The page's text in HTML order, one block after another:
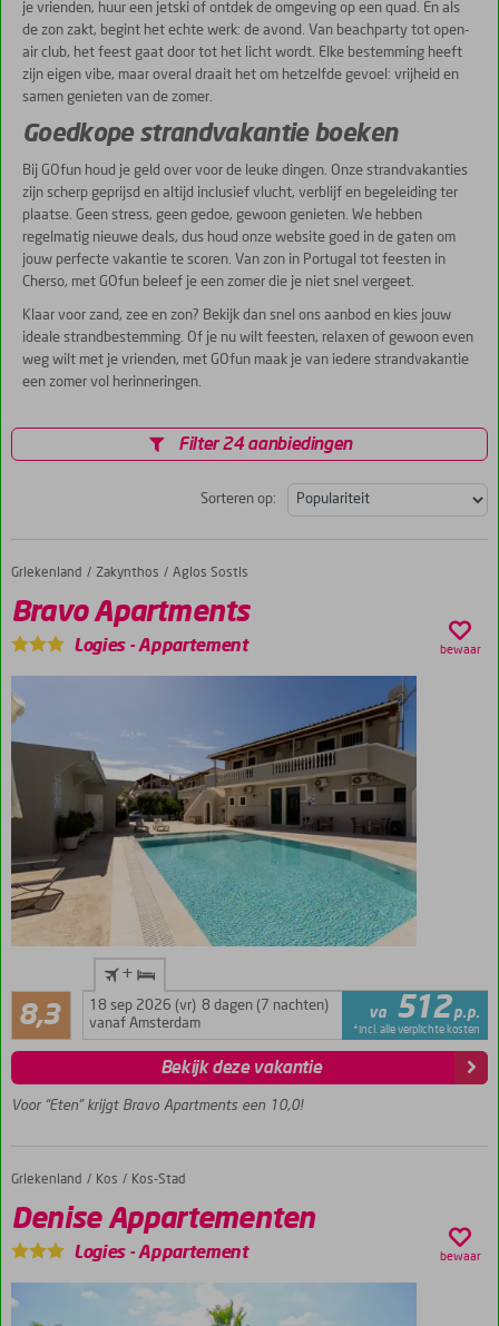
je vrienden, huur een jetski of ontdek de omgeving op een quad. En als
de zon zakt, begint het echte werk: de avond. Van beachparty tot open-
air club, het feest gaat door tot het licht wordt. Elke bestemming heeft
zijn eigen vibe, maar overal draait het om hetzelfde gevoel: vrijheid en
samen genieten van de zomer.
Goedkope strandvakantie boeken
Bij GOfun houd je geld over voor de leuke dingen. Onze strandvakanties
zijn scherp geprijsd en altijd inclusief vlucht, verblijf en begeleiding ter
plaatse. Geen stress, geen gedoe, gewoon genieten. We hebben
regelmatig nieuwe deals, dus houd onze website goed in de gaten om
jouw perfecte vakantie te scoren. Van zon in Portugal tot feesten in
Cherso, met GOfun beleef je een zomer die je niet snel vergeet.
Klaar voor zand, zee en zon? Bekijk dan snel ons aanbod en kies jouw
ideale strandbestemming. Of je nu wilt feesten, relaxen of gewoon even
weg wilt met je vrienden, met GOfun maak je van iedere strandvakantie
een zomer vol herinneringen.
Filter 24 aanbiedingen
Sorteren op:
Home
Griekenland Zakynthos Agios Sostis
Bravo Apartments
Bravo Apartments
Logies -Appartement bewaar
bruisende
Laganas!
Ruime
Een
zwembad
Dicht
strand
8,3
Zeer goed
17
+
18 sep 2026 (vr) 8 dagen (7 nachten)
vanaf Amsterdam
va 512 p.p.
*incl. alle verplichte kosten
Voor “Eten” krijgt Bravo Apartments een 10,0!
Bekijk deze vakantie
Home
Griekenland Kos Kos-Stad
Denise Appartementen
Denise Appartementen
Logies -Appartement bewaar